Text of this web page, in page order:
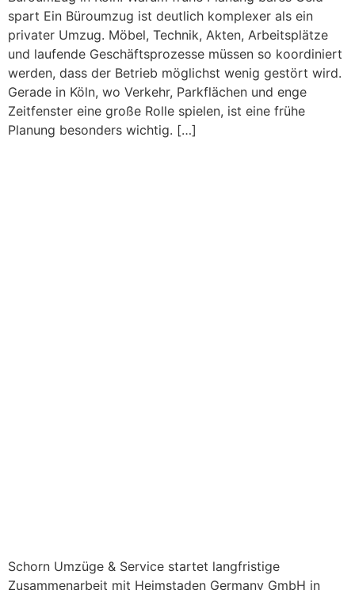
spart Ein Büroumzug ist deutlich komplexer als ein
privater Umzug. Möbel, Technik, Akten, Arbeitsplätze
und laufende Geschäftsprozesse müssen so koordiniert
werden, dass der Betrieb möglichst wenig gestört wird.
Gerade in Köln, wo Verkehr, Parkflächen und enge
Zeitfenster eine große Rolle spielen, ist eine frühe
Planung besonders wichtig. […]
Schorn Umzüge & Service startet langfristige
Zusammenarbeit mit Heimstaden Germany GmbH in